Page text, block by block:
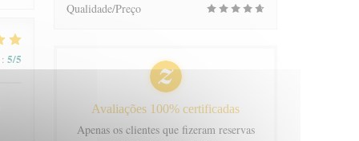
: 5/5
Qualidade/Preço
Avaliações 100% certificadas
Apenas os clientes que fizeram reservas